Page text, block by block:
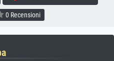
0 Recensioni